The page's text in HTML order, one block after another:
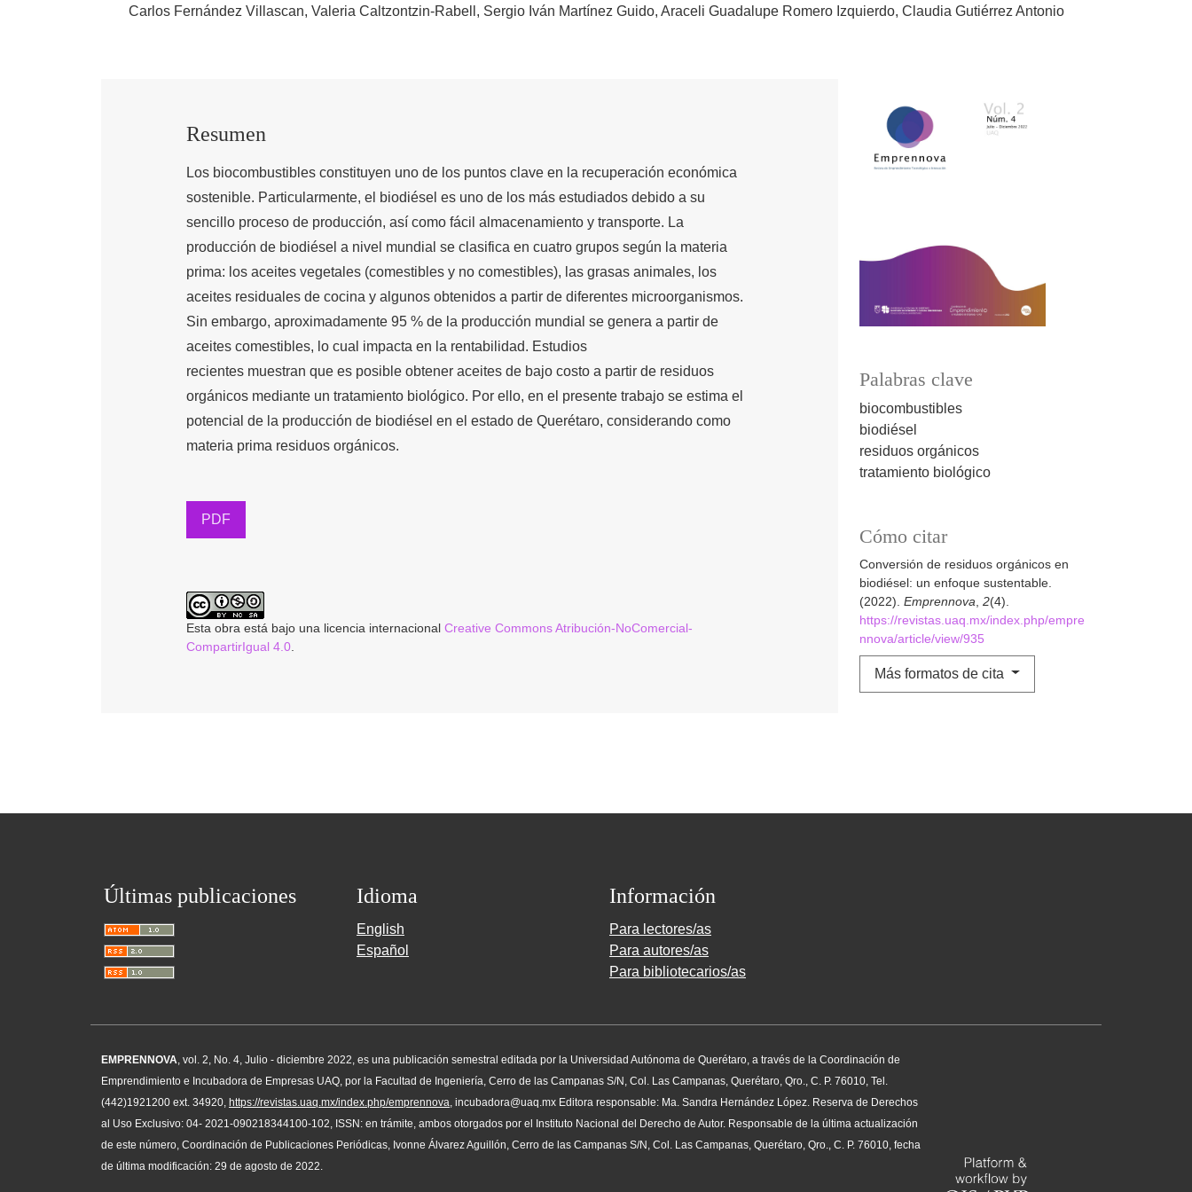
Carlos Fernández Villascan Valeria Caltzontzin-Rabell Sergio Iván Martínez Guido Araceli Guadalupe Romero Izquierdo Claudia Gutiérrez Antonio
Palabras clave
biocombustibles
biodiésel
residuos orgánicos
tratamiento biológico
Cómo citar
Conversión de residuos orgánicos en
biodiésel: un enfoque sustentable.
(2022). Emprennova 2(4).
https://revistas.uaq.mx/index.php/empre
nnova/article/view/935
Más formatos de cita
Resumen
Los biocombustibles constituyen uno de los puntos clave en la recuperación económica
sostenible. Particularmente, el biodiésel es uno de los más estudiados debido a su
sencillo proceso de producción, así como fácil almacenamiento y transporte. La
producción de biodiésel a nivel mundial se clasifica en cuatro grupos según la materia
prima: los aceites vegetales (comestibles y no comestibles), las grasas animales, los
aceites residuales de cocina y algunos obtenidos a partir de diferentes microorganismos.
Sin embargo, aproximadamente 95 % de la producción mundial se genera a partir de
aceites comestibles, lo cual impacta en la rentabilidad. Estudios
recientes muestran que es posible obtener aceites de bajo costo a partir de residuos
orgánicos mediante un tratamiento biológico. Por ello, en el presente trabajo se estima el
potencial de la producción de biodiésel en el estado de Querétaro, considerando como
materia prima residuos orgánicos.
PDF
Esta obra está bajo una licencia internacional Creative Commons Atribución-NoComercial-
CompartirIgual 4.0.
Últimas publicaciones Idioma
English
Español
Información
Para lectores/as
Para autores/as
Para bibliotecarios/as
EMPRENNOVA , vol. 2, No. 4, Julio - diciembre 2022, es una publicación semestral editada por la Universidad Autónoma de Querétaro, a través de la Coordinación de
Emprendimiento e Incubadora de Empresas UAQ, por la Facultad de Ingeniería, Cerro de las Campanas S/N, Col. Las Campanas, Querétaro, Qro., C. P. 76010, Tel.
(442)1921200 ext. 34920, https://revistas.uaq.mx/index.php/emprennova , incubadora@uaq.mx Editora responsable: Ma. Sandra Hernández López. Reserva de Derechos
al Uso Exclusivo: 04- 2021-090218344100-102, ISSN: en trámite, ambos otorgados por el Instituto Nacional del Derecho de Autor. Responsable de la última actualización
de este número, Coordinación de Publicaciones Periódicas, Ivonne Álvarez Aguillón, Cerro de las Campanas S/N, Col. Las Campanas, Querétaro, Qro., C. P. 76010, fecha
de última modificación: 29 de agosto de 2022.